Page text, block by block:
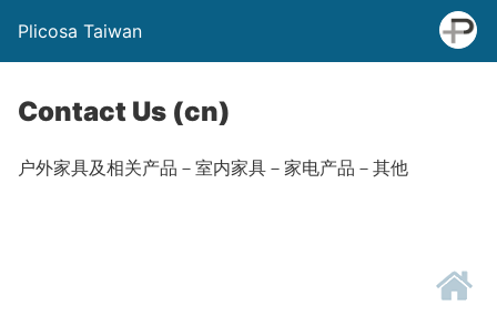
Plicosa Taiwan
Contact Us (cn)
户外家具及相关产品－室内家具－家电产品－其他